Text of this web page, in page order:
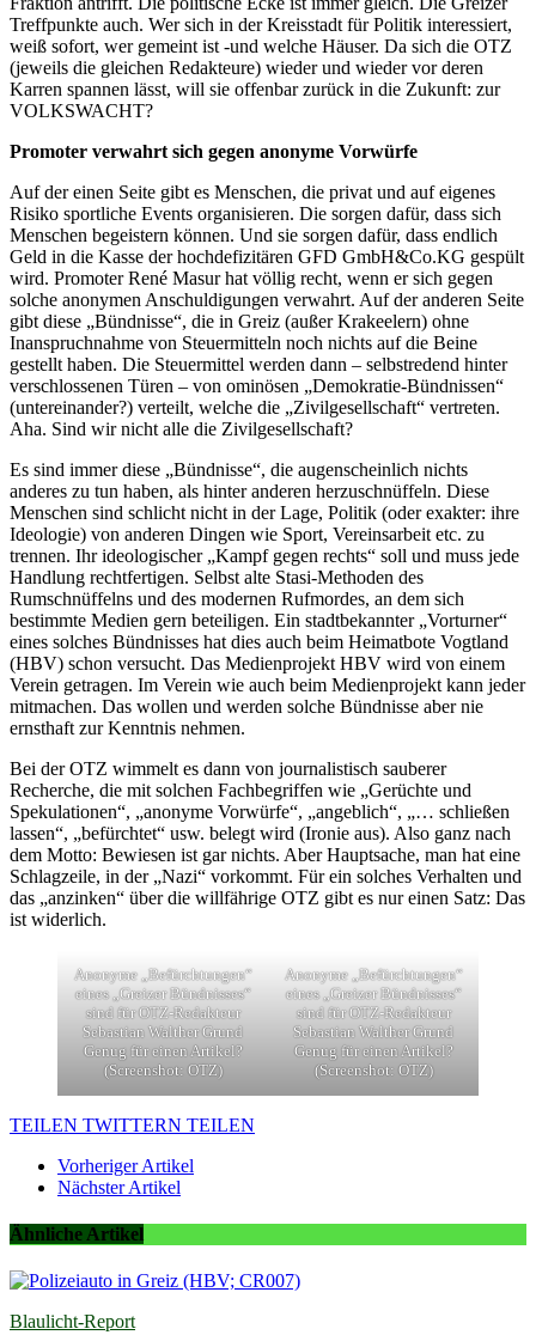
Treffpunkte auch. Wer sich in der Kreisstadt für Politik interessiert,
weiß sofort, wer gemeint ist -und welche Häuser. Da sich die OTZ
(jeweils die gleichen Redakteure) wieder und wieder vor deren
Karren spannen lässt, will sie offenbar zurück in die Zukunft: zur
VOLKSWACHT?
Promoter verwahrt sich gegen anonyme Vorwürfe
Auf der einen Seite gibt es Menschen, die privat und auf eigenes
Risiko sportliche Events organisieren. Die sorgen dafür, dass sich
Menschen begeistern können. Und sie sorgen dafür, dass endlich
Geld in die Kasse der hochdefizitären GFD GmbH&Co.KG gespült
wird. Promoter René Masur hat völlig recht, wenn er sich gegen
solche anonymen Anschuldigungen verwahrt. Auf der anderen Seite
gibt diese „Bündnisse“, die in Greiz (außer Krakeelern) ohne
Inanspruchnahme von Steuermitteln noch nichts auf die Beine
gestellt haben. Die Steuermittel werden dann – selbstredend hinter
verschlossenen Türen – von ominösen „Demokratie-Bündnissen“
(untereinander?) verteilt, welche die „Zivilgesellschaft“ vertreten.
Aha. Sind wir nicht alle die Zivilgesellschaft?
Es sind immer diese „Bündnisse“, die augenscheinlich nichts
anderes zu tun haben, als hinter anderen herzuschnüffeln. Diese
Menschen sind schlicht nicht in der Lage, Politik (oder exakter: ihre
Ideologie) von anderen Dingen wie Sport, Vereinsarbeit etc. zu
trennen. Ihr ideologischer „Kampf gegen rechts“ soll und muss jede
Handlung rechtfertigen. Selbst alte Stasi-Methoden des
Rumschnüffelns und des modernen Rufmordes, an dem sich
bestimmte Medien gern beteiligen. Ein stadtbekannter „Vorturner“
eines solches Bündnisses hat dies auch beim Heimatbote Vogtland
(HBV) schon versucht. Das Medienprojekt HBV wird von einem
Verein getragen. Im Verein wie auch beim Medienprojekt kann jeder
mitmachen. Das wollen und werden solche Bündnisse aber nie
ernsthaft zur Kenntnis nehmen.
Bei der OTZ wimmelt es dann von journalistisch sauberer
Recherche, die mit solchen Fachbegriffen wie „Gerüchte und
Spekulationen“, „anonyme Vorwürfe“, „angeblich“, „… schließen
lassen“, „befürchtet“ usw. belegt wird (Ironie aus). Also ganz nach
dem Motto: Bewiesen ist gar nichts. Aber Hauptsache, man hat eine
Schlagzeile, in der „Nazi“ vorkommt. Für ein solches Verhalten und
das „anzinken“ über die willfährige OTZ gibt es nur einen Satz: Das
ist widerlich.
Anonyme „Befürchtungen“
eines „Greizer Bündnisses“
sind für OTZ-Redakteur
Sebastian Walther Grund
Genug für einen Artikel?
(Screenshot: OTZ)
Anonyme „Befürchtungen“
eines „Greizer Bündnisses“
sind für OTZ-Redakteur
Sebastian Walther Grund
Genug für einen Artikel?
(Screenshot: OTZ)
TEILEN TWITTERN TEILEN
Vorheriger Artikel
Nächster Artikel
Ähnliche Artikel
Blaulicht-Report